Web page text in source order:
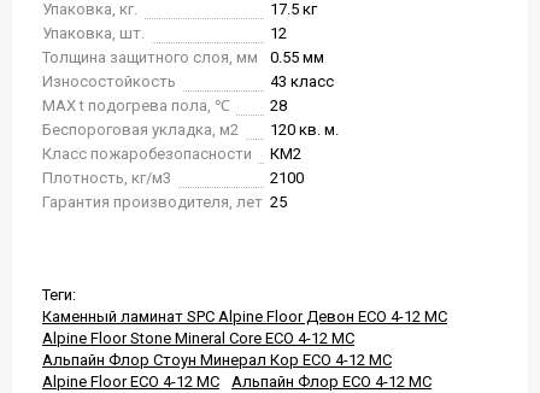
Упаковка, кг.
17.5 кг
Упаковка, шт.
12
Толщина защитного слоя, мм
0.55 мм
Износостойкость
43 класс
MAX t подогрева пола, ℃
28
Беспороговая укладка, м2
120 кв. м.
Класс пожаробезопасности
КМ2
Плотность, кг/м3
2100
Гарантия производителя, лет 25
Теги:
Каменный ламинат SPC Alpine Floor Девон ECO 4-12 MC
Alpine Floor Stone Mineral Core ECO 4-12 MC
Альпайн Флор Стоун Минерал Кор ECO 4-12 MC
Alpine Floor ECO 4-12 MC
Альпайн Флор ECO 4-12 MC